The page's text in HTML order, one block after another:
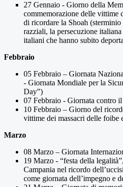
27 Gennaio - Giorno della
commemorazione delle vittime
di ricordare la Shoah
razziali, la persecuzione
italiani che hanno subito
Febbraio
05 Febbraio – Giornata
- Giornata Mondiale per la
Day”)
07 Febbraio - Giornata contro
10 Febbraio – Giorno del
vittime dei massacri delle foibe
Marzo
08 Marzo – Giornata
19 Marzo - “festa della
Campania nel ricordo
come giornata dell’impegno e